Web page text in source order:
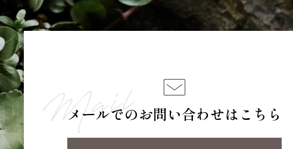
メールでのお問い合わせはこちら